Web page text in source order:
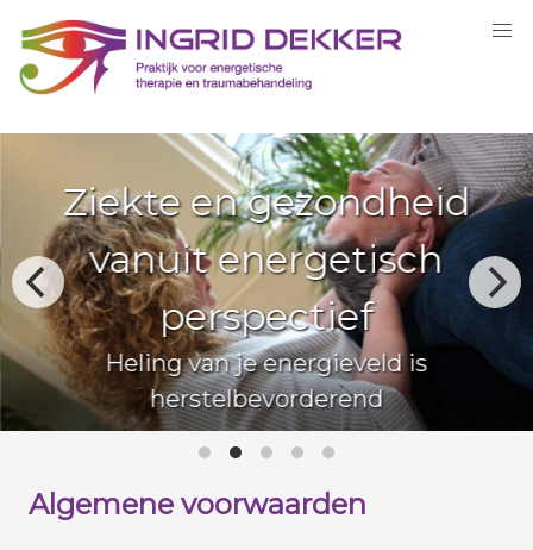
Ziekte en gezondheid
vanuit energetisch
perspectief
Heling van je energieveld is
herstelbevorderend
Algemene voorwaarden